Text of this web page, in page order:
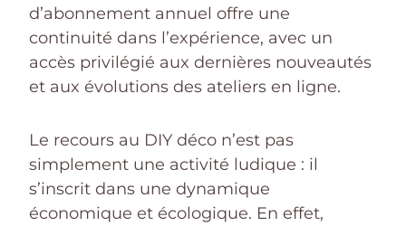
d’abonnement annuel offre une
continuité dans l’expérience, avec un
accès privilégié aux dernières nouveautés
et aux évolutions des ateliers en ligne.
Le recours au DIY déco n’est pas
simplement une activité ludique : il
s’inscrit dans une dynamique
économique et écologique. En effet,